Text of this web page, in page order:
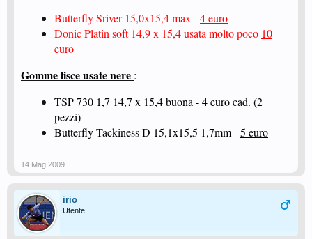
Butterfly Sriver 15,0x15,4 max -4 euro
Donic Platin soft 14,9 x 15,4 usata molto poco 10
euro
Gomme lisce usate nere :
TSP 730 1,7 14,7 x 15,4 buona - 4 euro cad. (2
pezzi)
Butterfly Tackiness D 15,1x15,5 1,7mm -5 euro
14 Mag 2009
irio
Utente